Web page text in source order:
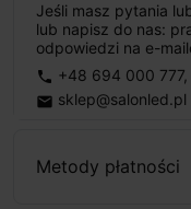
Jeśli masz pytania
lub napisz do nas:
odpowiedzi na e-
phone +48 694 000 777,
email sklep@salonled.pl
Metody płatności